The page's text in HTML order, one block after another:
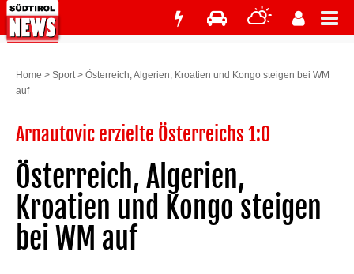
Home > Sport> Österreich, Algerien, Kroatien und Kongo steigen bei WM
auf
Arnautovic erzielte Österreichs 1:0
Österreich, Algerien,
Kroatien und Kongo steigen
bei WM auf